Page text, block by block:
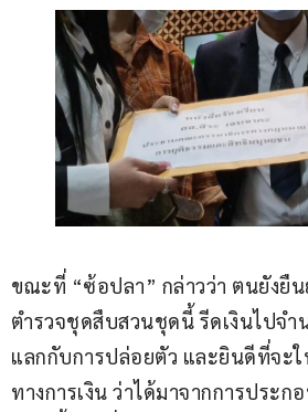
ขณะที่ “ซ้อปลา” กล่าวว่า ตนยังยืน
ตำรวจชุดสืบสวนชุดนี้ รีดเงินไปจำ
แลกกับการปล่อยตัว และยินดีที่จะ
ทางการเงิน ว่าได้มาจากการประ